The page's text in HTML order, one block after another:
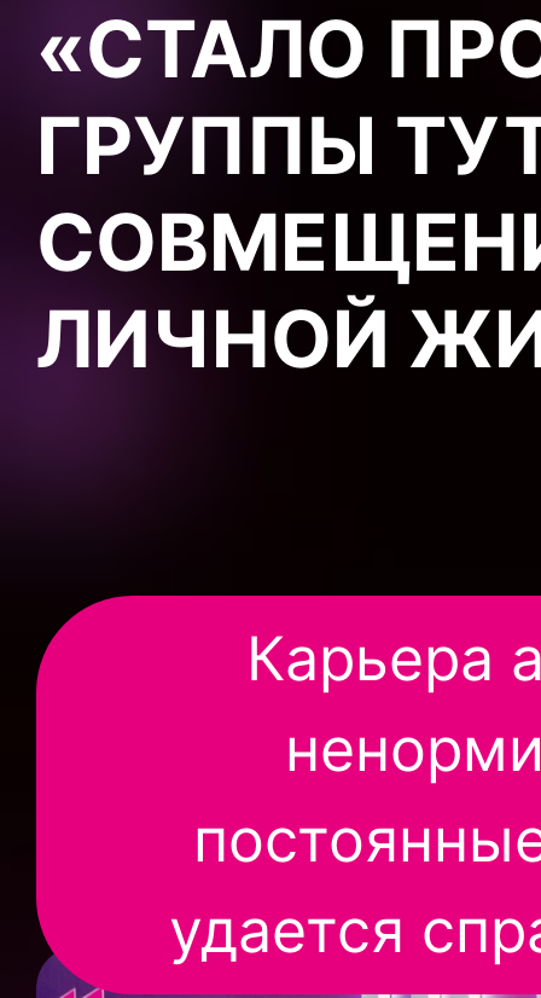
«СТАЛО
ГРУППЫ
ЛИЧНОЙ
Карьера
удается